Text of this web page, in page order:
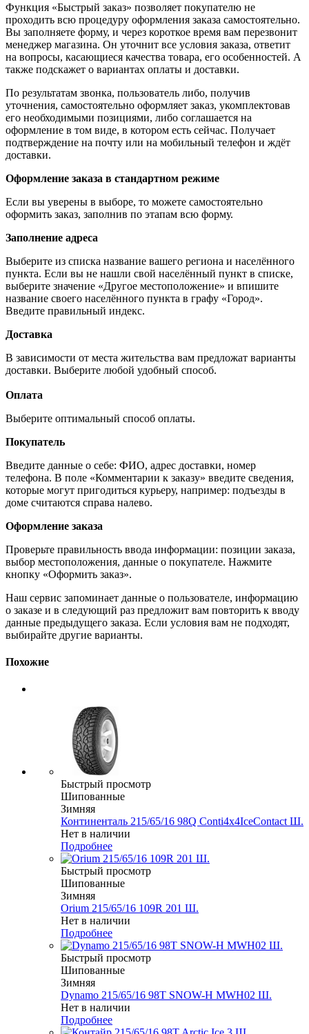
Функция «Быстрый заказ» позволяет покупателю не
проходить всю процедуру оформления заказа самостоятельно.
Вы заполняете форму, и через короткое время вам перезвонит
менеджер магазина. Он уточнит все условия заказа, ответит
на вопросы, касающиеся качества товара, его особенностей. А
также подскажет о вариантах оплаты и доставки.
По результатам звонка, пользователь либо, получив
уточнения, самостоятельно оформляет заказ, укомплектовав
его необходимыми позициями, либо соглашается на
оформление в том виде, в котором есть сейчас. Получает
подтверждение на почту или на мобильный телефон и ждёт
доставки.
Оформление заказа в стандартном режиме
Если вы уверены в выборе, то можете самостоятельно
оформить заказ, заполнив по этапам всю форму.
Заполнение адреса
Выберите из списка название вашего региона и населённого
пункта. Если вы не нашли свой населённый пункт в списке,
выберите значение «Другое местоположение» и впишите
название своего населённого пункта в графу «Город».
Введите правильный индекс.
Доставка
В зависимости от места жительства вам предложат варианты
доставки. Выберите любой удобный способ.
Оплата
Выберите оптимальный способ оплаты.
Покупатель
Введите данные о себе: ФИО, адрес доставки, номер
телефона. В поле «Комментарии к заказу» введите сведения,
которые могут пригодиться курьеру, например: подъезды в
доме считаются справа налево.
Оформление заказа
Проверьте правильность ввода информации: позиции заказа,
выбор местоположения, данные о покупателе. Нажмите
кнопку «Оформить заказ».
Наш сервис запоминает данные о пользователе, информацию
о заказе и в следующий раз предложит вам повторить к вводу
данные предыдущего заказа. Если условия вам не подходят,
выбирайте другие варианты.
Похожие
Быстрый просмотр
Шипованные
Зимняя
Континенталь 215/65/16 98Q Conti4x4IceContact Ш.
Нет в наличии
Подробнее
Быстрый просмотр
Шипованные
Зимняя
Orium 215/65/16 109R 201 Ш.
Нет в наличии
Подробнее
Быстрый просмотр
Шипованные
Зимняя
Dynamo 215/65/16 98T SNOW-H MWH02 Ш.
Нет в наличии
Подробнее